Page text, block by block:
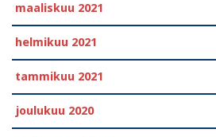
maaliskuu 2021
helmikuu 2021
tammikuu 2021
joulukuu 2020